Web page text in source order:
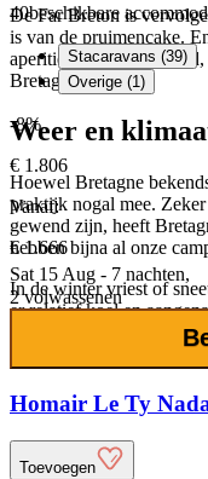
De Far Breton is
is van de pruimencake.
aperitief voor de
Bretagne.
Weer en
Hoewel Bretagne
praktijk nogal mee.
gewend zijn, heeft
hebben bijna al onze
In de winter vriest of
er relatief koel en
kamperen, want met
groot dat de vakantie
40beschikbare
Stacaravans (39)
Overige (1)
-8%
€ 1.806
Vanaf:
€ 1.666
Sat 15 Aug - 7 nachten,
2 volwassenen
Homair Le Ty
Toevoegen